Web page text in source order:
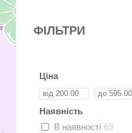
ФІЛЬТРИ
Ціна
Наявність
В наявності 69